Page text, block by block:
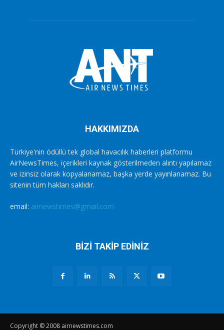
HAKKIMIZDA
Türkiye'nin ödüllü tek global havacılık haberleri platformu
AirNewsTimes, içerikleri kaynak gösterilmeden alıntı yapılamaz
ve izinsiz olarak kopyalanamaz, başka yerde yayınlanamaz. Bu
sitenin tüm hakları saklıdır.
email: airnewstimes@gmail.com
BİZİ TAKİP EDİNİZ
Copyright © 2008 airnewstimes.com